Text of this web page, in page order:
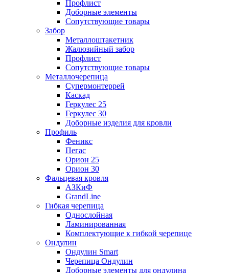
Профлист
Доборные элементы
Сопутствующие товары
Забор
Металлоштакетник
Жалюзийный забор
Профлист
Сопутствующие товары
Металлочерепица
Супермонтеррей
Каскад
Геркулес 25
Геркулес 30
Доборные изделия для кровли
Профиль
Феникс
Пегас
Орион 25
Орион 30
Фальцевая кровля
АЗКиФ
GrandLine
Гибкая черепица
Однослойная
Ламинированная
Комплектующие к гибкой черепице
Ондулин
Ондулин Smart
Черепица Ондулин
Доборные элементы для ондулина